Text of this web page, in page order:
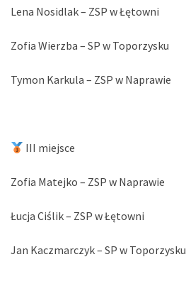
Lena Nosidlak – ZSP w Łętowni
Zofia Wierzba – SP w Toporzysku
Tymon Karkula – ZSP w Naprawie
III miejsce
Zofia Matejko – ZSP w Naprawie
Łucja Ciślik – ZSP w Łętowni
Jan Kaczmarczyk – SP w Toporzysku